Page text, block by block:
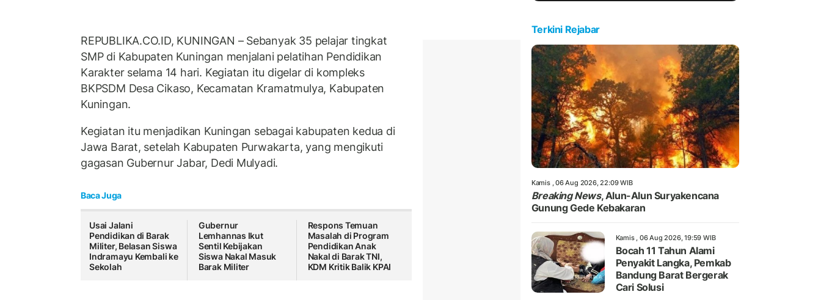
REPUBLIKA.CO.ID, KUNINGAN – Sebanyak 35 pelajar tingkat
SMP di Kabupaten Kuningan menjalani pelatihan Pendidikan
Karakter selama 14 hari. Kegiatan itu digelar di kompleks
BKPSDM Desa Cikaso, Kecamatan Kramatmulya, Kabupaten
Kuningan.
Kegiatan itu menjadikan Kuningan sebagai kabupaten kedua di
Jawa Barat, setelah Kabupaten Purwakarta, yang mengikuti
gagasan Gubernur Jabar, Dedi Mulyadi.
Baca Juga
Usai Jalani
Pendidikan di Barak
Militer, Belasan Siswa
Indramayu Kembali ke
Sekolah
Gubernur
Lemhannas Ikut
Sentil Kebijakan
Siswa Nakal Masuk
Barak Militer
Respons Temuan
Masalah di Program
Pendidikan Anak
Nakal di Barak TNI,
KDM Kritik Balik KPAI
Terkini Rejabar
Kamis , 06 Aug 2026, 22:09 WIB
Breaking News, Alun-Alun Suryakencana
Gunung Gede Kebakaran
Kamis , 06 Aug 2026, 19:59 WIB
Bocah 11 Tahun Alami
Penyakit Langka, Pemkab
Bandung Barat Bergerak
Cari Solusi